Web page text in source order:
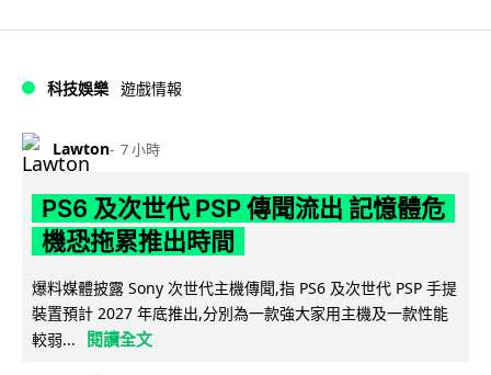
科技娛樂 遊戲情報
Lawton 7 小時
PS6 及次世代 PSP 傳聞流出 記憶體危
機恐拖累推出時間
爆料媒體披露 Sony 次世代主機傳聞,指 PS6 及次世代 PSP 手提
裝置預計 2027 年底推出,分別為一款強大家用主機及一款性能
較弱...
閱讀全文